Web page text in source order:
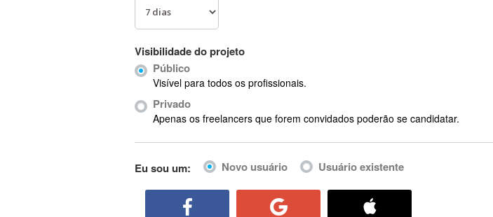
ABIS
AbleCommerce
Ableton Live
Abstract Window Toolkit (AWT)
Visibilidade do projeto
Público
Visível para todos os profissionais.
Privado
Apenas os freelancers que forem convidados poderão se candidatar.
Eu sou um: Novo usuário Usuário existente